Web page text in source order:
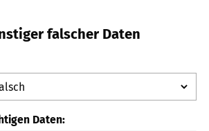
falscher Daten
Daten: